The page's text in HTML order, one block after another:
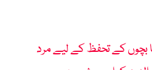
بچوں کے تحفظ کے لیے مرد